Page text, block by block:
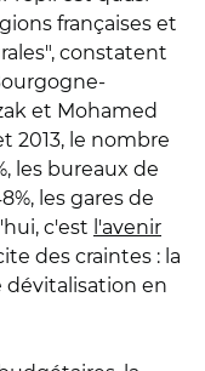
françaises et
constatent
et Mohamed
2013, le nombre
les bureaux de
les gares de
c'est l'avenir
des craintes : la
dévitalisation en